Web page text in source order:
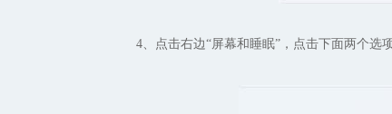
4、点击右边“屏幕和睡眠”，点击下面两个选项